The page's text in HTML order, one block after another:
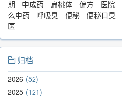
期
中成药 扁桃体 偏方 医院
么中药
呼吸臭 便秘 便秘口臭
医
归档
2026 52
2025 121